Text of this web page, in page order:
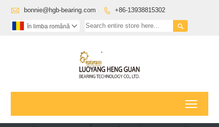
 bonnie@hgb-bearing.com  +86-13938815302

în limba română 